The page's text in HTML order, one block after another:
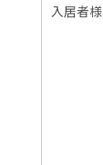
入居者様